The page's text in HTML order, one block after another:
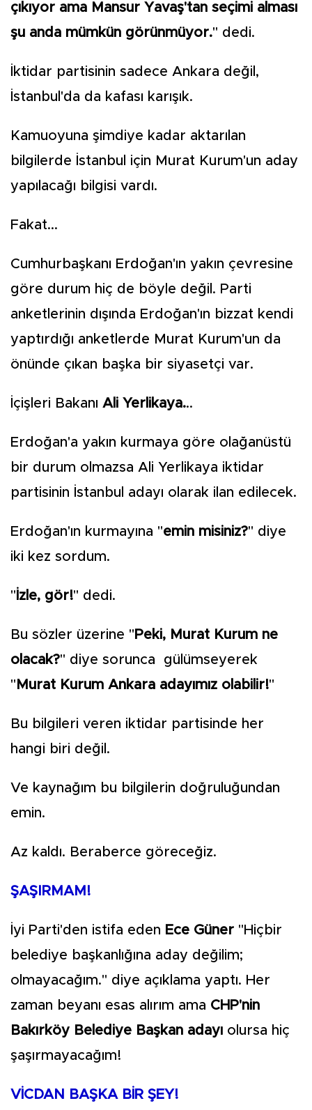
çıkıyor ama Mansur Yavaş'tan seçimi alması
şu anda mümkün görünmüyor." dedi.
İktidar partisinin sadece Ankara değil,
İstanbul'da da kafası karışık.
Kamuoyuna şimdiye kadar aktarılan
bilgilerde İstanbul için Murat Kurum'un aday
yapılacağı bilgisi vardı.
Fakat...
Cumhurbaşkanı Erdoğan'ın yakın çevresine
göre durum hiç de böyle değil. Parti
anketlerinin dışında Erdoğan'ın bizzat kendi
yaptırdığı anketlerde Murat Kurum'un da
önünde çıkan başka bir siyasetçi var.
İçişleri Bakanı Ali Yerlikaya...
Erdoğan'a yakın kurmaya göre olağanüstü
bir durum olmazsa Ali Yerlikaya iktidar
partisinin İstanbul adayı olarak ilan edilecek.
Erdoğan'ın kurmayına "emin misiniz?" diye
iki kez sordum.
" İzle, gör!" dedi.
Bu sözler üzerine " Peki, Murat Kurum ne
olacak?" diye sorunca gülümseyerek
" Murat Kurum Ankara adayımız olabilir!"
Bu bilgileri veren iktidar partisinde her
hangi biri değil.
Ve kaynağım bu bilgilerin doğruluğundan
emin.
Az kaldı. Beraberce göreceğiz.
ŞAŞIRMAM!
İyi Parti'den istifa eden Ece Güner "Hiçbir
belediye başkanlığına aday değilim;
olmayacağım." diye açıklama yaptı. Her
zaman beyanı esas alırım ama CHP'nin
Bakırköy Belediye Başkan adayı olursa hiç
şaşırmayacağım!
VİCDAN BAŞKA BİR ŞEY!